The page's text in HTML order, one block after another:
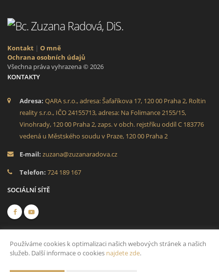
Kontakt | O mně
Ochrana osobních údajů
Všechna práva vyhrazena © 2026
KONTAKTY
Adresa: QARA s.r.o., adresa: Šafaříkova 17, 120 00 Praha 2, Roltin
reality s.r.o., IČO 24155713, adresa: Na Folimance 2155/15,
Vinohrady, 120 00 Praha 2, zaps. v obch. rejstříku oddíl C 183776
vedená u Městského soudu v Praze, 120 00 Praha 2
E-mail: zuzana@zuzanaradova.cz
Telefon: 724 189 167
SOCIÁLNÍ SÍTĚ
Používáme cookies k optimalizaci našich webových stránek a našich
služeb. Další informace o cookies najdete zde.